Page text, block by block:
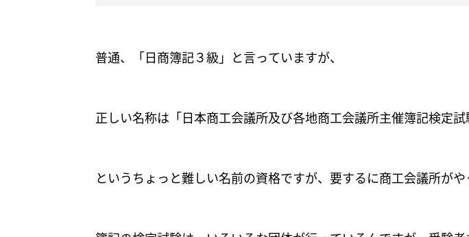
普通、「日商簿記３級」と言っていますが、
正しい名称は「日本商工会議所及び各地商工会議所主催簿記検定試
というちょっと難しい名前の資格ですが、要するに商工会議所が